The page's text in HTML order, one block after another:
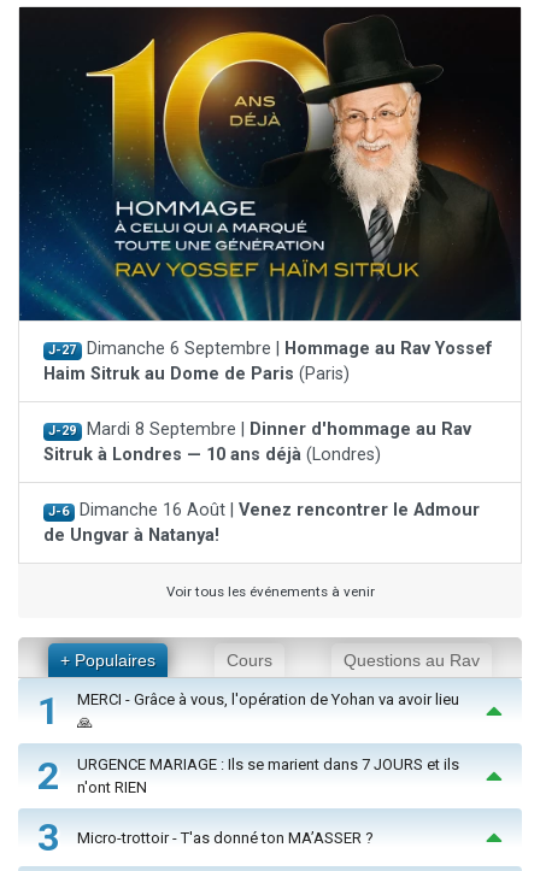
J-27 Dimanche 6 Septembre | Hommage au Rav Yossef
Haim Sitruk au Dome de Paris (Paris)
J-29 Mardi 8 Septembre | Dinner d'hommage au Rav
Sitruk à Londres — 10 ans déjà (Londres)
J-6 Dimanche 16 Août | Venez rencontrer le Admour
de Ungvar à Natanya!
Voir tous les événements à venir
+ Populaires Cours Questions au Rav
1
MERCI - Grâce à vous, l'opération de Yohan va avoir lieu
🙏
2
URGENCE MARIAGE : Ils se marient dans 7 JOURS et ils
n'ont RIEN
3 Micro-trottoir - T'as donné ton MA’ASSER ?